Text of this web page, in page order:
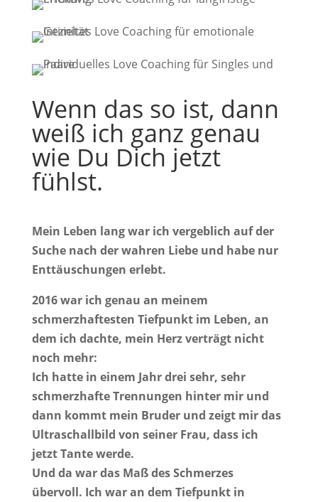
Wenn das so ist, dann
weiß ich ganz genau
wie Du Dich jetzt
fühlst.
Mein Leben lang war ich vergeblich auf der
Suche nach der wahren Liebe und habe nur
Enttäuschungen erlebt.
2016 war ich genau an meinem
schmerzhaftesten Tiefpunkt im Leben, an
dem ich dachte, mein Herz verträgt nicht
noch mehr:
Ich hatte in einem Jahr drei sehr, sehr
schmerzhafte Trennungen hinter mir und
dann kommt mein Bruder und zeigt mir das
Ultraschallbild von seiner Frau, dass ich
jetzt Tante werde.
Und da war das Maß des Schmerzes
übervoll. Ich war an dem Tiefpunkt in